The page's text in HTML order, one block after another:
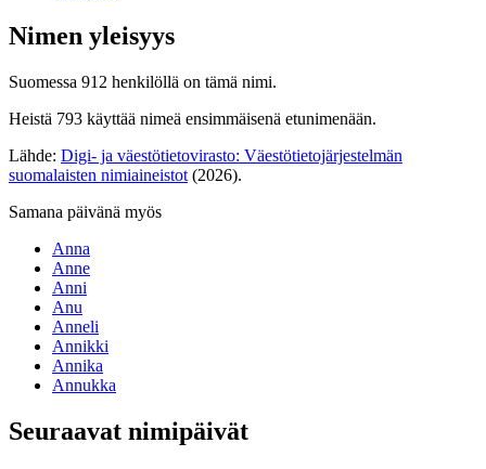
Nimen yleisyys
Suomessa 912 henkilöllä on tämä nimi.
Heistä 793 käyttää nimeä ensimmäisenä etunimenään.
Lähde: Digi- ja väestötietovirasto: Väestötietojärjestelmän
suomalaisten nimiaineistot (2026).
Samana päivänä myös
Anna
Anne
Anni
Anu
Anneli
Annikki
Annika
Annukka
Seuraavat nimipäivät